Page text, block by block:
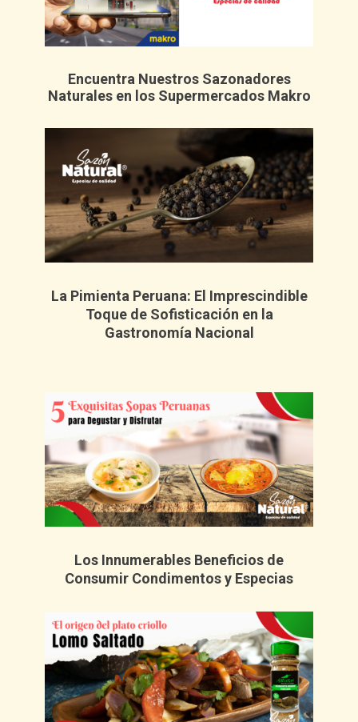
Encuentra Nuestros Sazonadores
Naturales en los Supermercados Makro
La Pimienta Peruana: El Imprescindible
Toque de Sofisticación en la
Gastronomía Nacional
Los Innumerables Beneficios de
Consumir Condimentos y Especias